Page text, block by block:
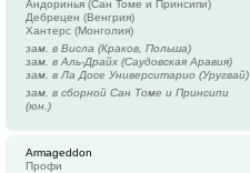
Андоринья (Сан Томе и Принсипи)
Дебрецен (Венгрия)
Хантерс (Монголия)
зам. в Висла (Краков, Польша)
зам. в Аль-Драйх (Саудовская Аравия)
зам. в Ла Досе Университарио (Уругвай)
зам. в сборной Сан Томе и Принсипи
(юн.)
Armageddon
Профи